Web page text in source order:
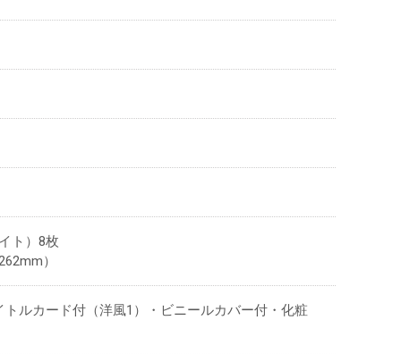
ト）8枚
）
ルカード付（洋風1）・ビニールカバー付・化粧